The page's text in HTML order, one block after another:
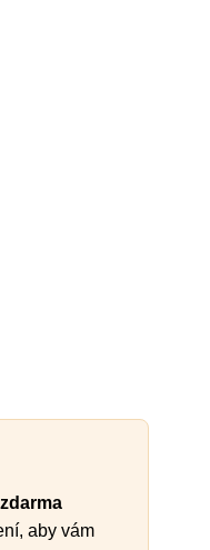
zdarma
aby vám